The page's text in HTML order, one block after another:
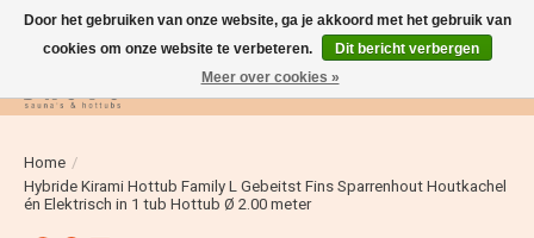
Verlanglijst
Home /
Hybride Kirami Hottub Family L Gebeitst Fins Sparrenhout Houtkachel
én Elektrisch in 1 tub Hottub Ø 2.00 meter
Door het gebruiken van onze website, ga je akkoord met het gebruik van
cookies om onze website te verbeteren.
Dit bericht verbergen
Meer over cookies »